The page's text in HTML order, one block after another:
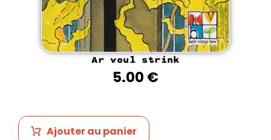
Ar voul strink
5.00 €
Ajouter au panier